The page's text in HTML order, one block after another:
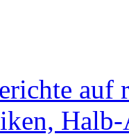
auf
Halb-